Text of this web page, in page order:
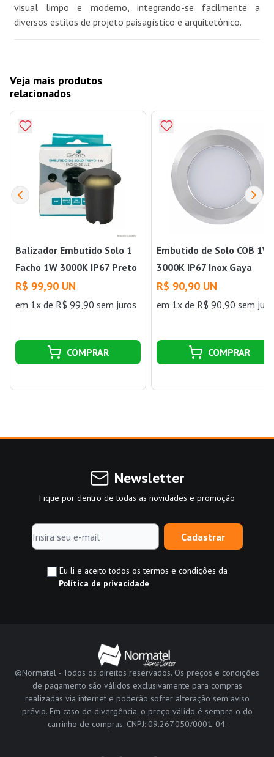
visual limpo e moderno, integrando-se facilmente a
diversos estilos de projeto paisagístico e arquitetônico.
Veja mais produtos
relacionados
Balizador Embutido Solo 1
Facho 1W 3000K IP67 Preto
Gaya
R$ 99,90 UN
em 1x de R$ 99,90 sem juros
COMPRAR
Embutido de Solo COB 1W
3000K IP67 Inox Gaya
R$ 90,90 UN
em 1x de R$ 90,90 sem
COMPRAR
Newsletter
Fique por dentro de todas as novidades e promoção
Cadastrar
Eu li e aceito todos os termos e condições da
Política de privacidade
©Normatel - Todos os direitos reservados. Os preços e condições
de pagamento são válidos exclusivamente para compras
realizadas via internet e poderão sofrer alteração sem aviso
prévio. Em caso de divergência, o preço válido é sempre o do
carrinho de compras. CNPJ: 09.267.050/0001-04.